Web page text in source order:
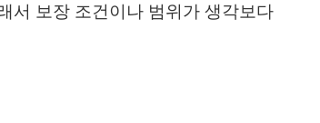
서 보장 조건이나 범위가 생각보다